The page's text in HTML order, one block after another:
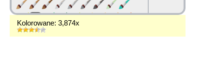
Kolorowane: 3,874x